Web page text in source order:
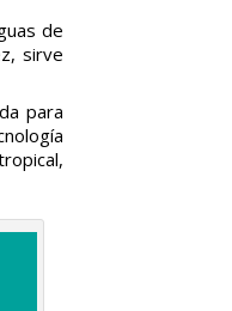
de
sirve
para